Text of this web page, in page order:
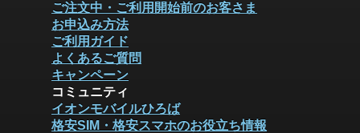
ご注文中・ご利用開始前のお客さま
お申込み方法
ご利用ガイド
よくあるご質問
キャンペーン
コミュニティ
イオンモバイルひろば
格安SIM・格安スマホのお役立ち情報